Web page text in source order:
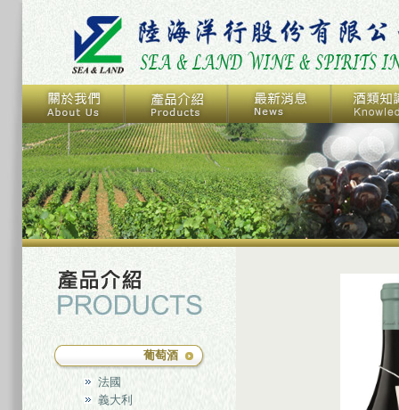
葡萄酒
法國
義大利